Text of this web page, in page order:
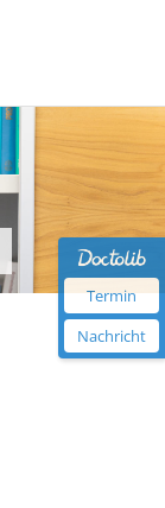
Termin
Nachricht